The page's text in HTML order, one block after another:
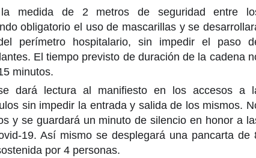
la medida de 2 metros de seguridad entre
obligatorio el uso de mascarillas y se
perímetro hospitalario, sin impedir el paso d
El tiempo previsto de duración de la cadena
minutos.
dará lectura al manifiesto en los accesos a
sin impedir la entrada y salida de los mismos.
y se guardará un minuto de silencio en honor a
19. Así mismo se desplegará una pancarta de
por 4 personas.